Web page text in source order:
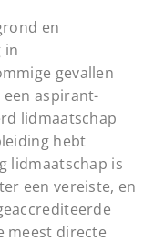
en
in
gevallen
aspirant-
lidmaatschap
hebt
lidmaatschap is
een vereiste, en
meest directe